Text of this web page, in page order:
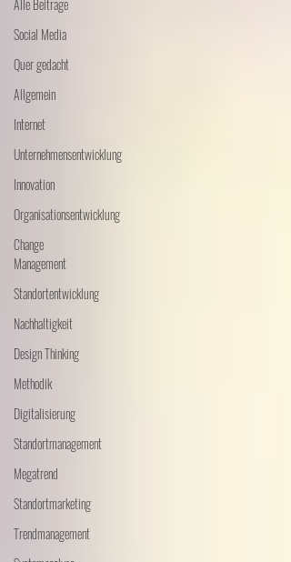
Alle Beiträge
Social Media
Quer gedacht
Allgemein
Internet
Unternehmensentwicklung
Innovation
Organisationsentwicklung
Change
Management
Standortentwicklung
Nachhaltigkeit
Design Thinking
Methodik
Digitalisierung
Standortmanagement
Megatrend
Standortmarketing
Trendmanagement